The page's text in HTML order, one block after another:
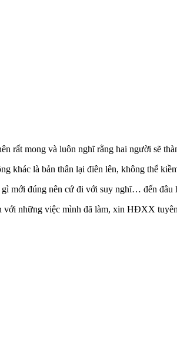
rất mong và luôn nghĩ rằng hai người sẽ
khác là bản thân lại điên lên, không thể
mới đúng nên cứ đi với suy nghĩ… đến đâu
với những việc mình đã làm, xin HĐXX